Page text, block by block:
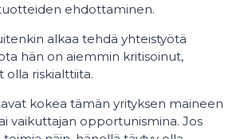
ehdottaminen.
alkaa tehdä yhteistyötä
hän on aiemmin kritisoinut,
olla riskialttiita.
kokea tämän yrityksen maineen
vaikuttajan opportunismina. Jos